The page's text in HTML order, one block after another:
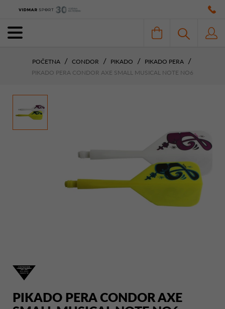
POČETNA CONDOR PIKADO
PIKADO PERA
PIKADO PERA CONDOR AXE SMALL MUSICAL NOTE NO6
PIKADO PERA CONDOR AXE